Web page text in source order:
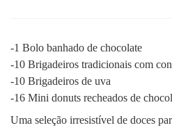
-1 Bolo banhado de chocolate
-10 Brigadeiros tradicionais com
-10 Brigadeiros de uva
-16 Mini donuts recheados de
Uma seleção irresistível de doces